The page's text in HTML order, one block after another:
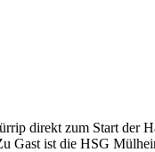
direkt zum Start der
Gast ist die HSG